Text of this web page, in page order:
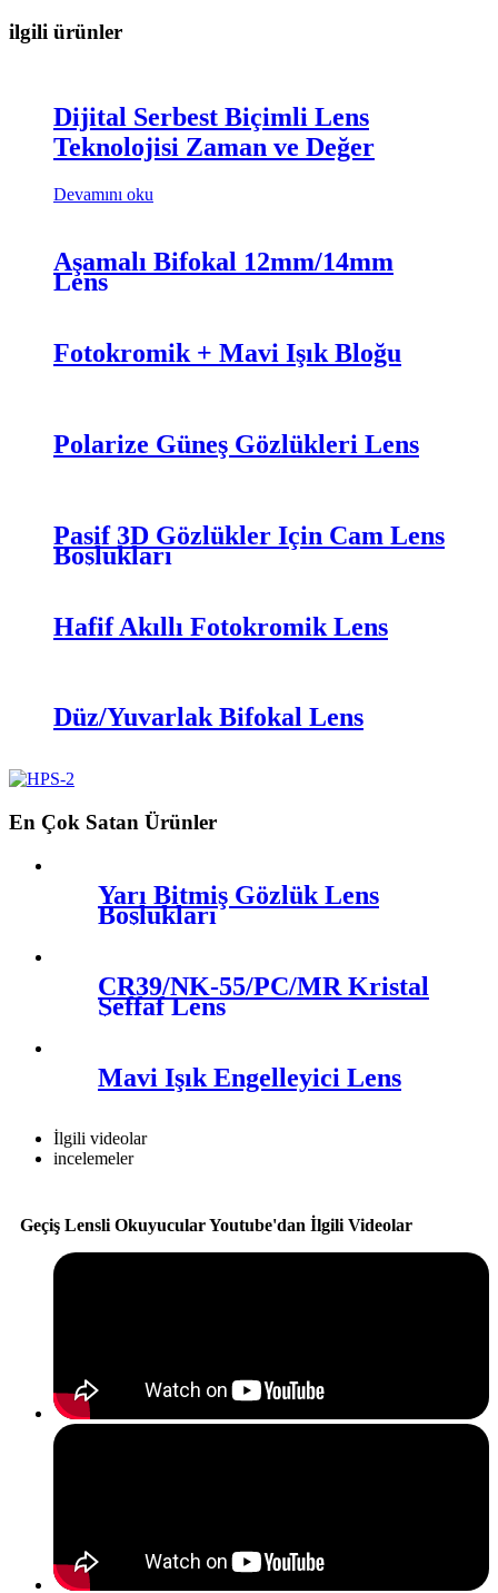
ilgili ürünler
Dijital Serbest Biçimli Lens
Teknolojisi Zaman ve Değer
Devamını oku
Aşamalı Bifokal 12mm/14mm
Lens
Fotokromik + Mavi Işık Bloğu
Polarize Güneş Gözlükleri Lens
Pasif 3D Gözlükler İçin Cam Lens
Boşlukları
Hafif Akıllı Fotokromik Lens
Düz/Yuvarlak Bifokal Lens
En Çok Satan Ürünler
Yarı Bitmiş Gözlük Lens
Boşlukları
CR39/NK-55/PC/MR Kristal
Şeffaf Lens
Mavi Işık Engelleyici Lens
İlgili videolar
incelemeler
Geçiş Lensli Okuyucular Youtube'dan İlgili Videolar